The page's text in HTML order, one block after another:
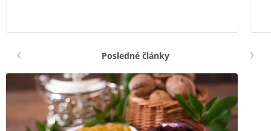
Posledné články